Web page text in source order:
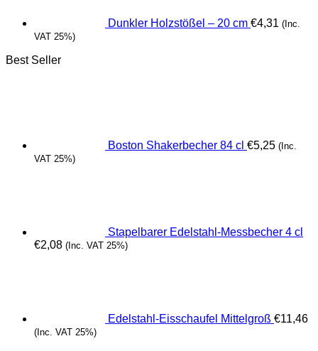
Dunkler Holzstößel – 20 cm €4,31 (Inc.
VAT 25%)
Best Seller
Boston Shakerbecher 84 cl €5,25 (Inc.
VAT 25%)
Stapelbarer Edelstahl-Messbecher 4 cl
€2,08 (Inc. VAT 25%)
Edelstahl-Eisschaufel Mittelgroß €11,46
(Inc. VAT 25%)